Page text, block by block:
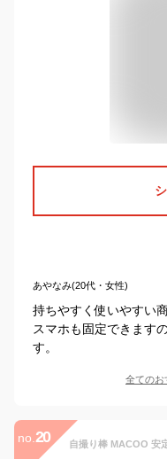
あやなみ(20代・女性)
持ちやすく使いやすい
スマホも固定できます
す。
全てのお
no. 20